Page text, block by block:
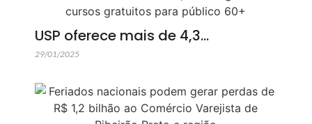
USP oferece mais de 4,3…
29/01/2025